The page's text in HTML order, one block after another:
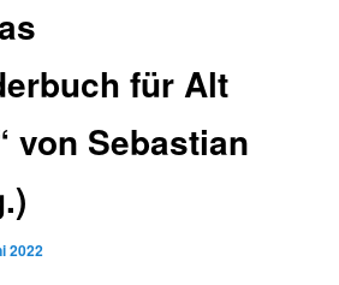
für Alt
von Sebastian
2022